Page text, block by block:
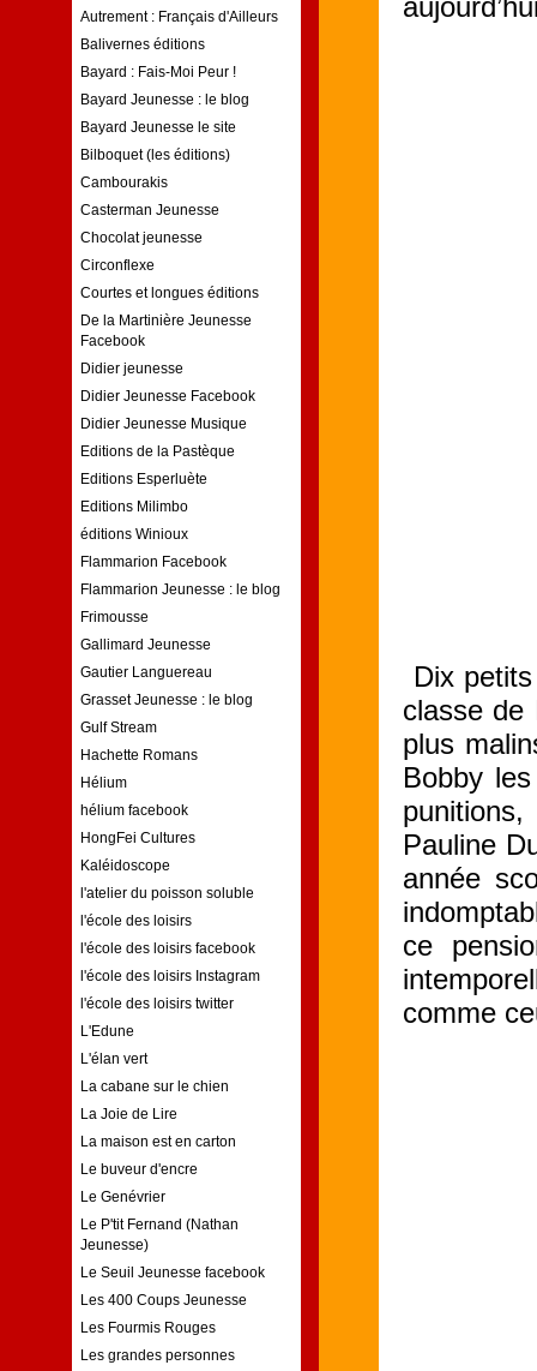
Autrement : Français d'Ailleurs
Balivernes éditions
Bayard : Fais-Moi Peur !
Bayard Jeunesse : le blog
Bayard Jeunesse le site
Bilboquet (les éditions)
Cambourakis
Casterman Jeunesse
Chocolat jeunesse
Circonflexe
Courtes et longues éditions
De la Martinière Jeunesse
Facebook
Didier jeunesse
Didier Jeunesse Facebook
Didier Jeunesse Musique
Editions de la Pastèque
Editions Esperluète
Editions Milimbo
éditions Winioux
Flammarion Facebook
Flammarion Jeunesse : le blog
Frimousse
Gallimard Jeunesse
Gautier Languereau
Grasset Jeunesse : le blog
Gulf Stream
Hachette Romans
Hélium
hélium facebook
HongFei Cultures
Kaléidoscope
l'atelier du poisson soluble
l'école des loisirs
l'école des loisirs facebook
l'école des loisirs Instagram
l'école des loisirs twitter
L'Edune
L'élan vert
La cabane sur le chien
La Joie de Lire
La maison est en carton
Le buveur d'encre
Le Genévrier
Le P'tit Fernand (Nathan
Jeunesse)
Le Seuil Jeunesse facebook
Les 400 Coups Jeunesse
Les Fourmis Rouges
Les grandes personnes
Dix
classe de
plus
Bobby
Pauline
année
ce
comme